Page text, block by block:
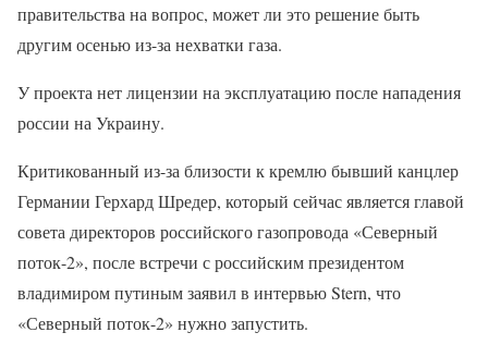
правительства на вопрос, может ли это решение быть
другим осенью из-за нехватки газа.
У проекта нет лицензии на эксплуатацию после нападения
россии на Украину.
Критикованный из-за близости к кремлю бывший канцлер
Германии Герхард Шредер, который сейчас является главой
совета директоров российского газопровода «Северный
поток-2», после встречи с российским президентом
владимиром путиным заявил в интервью Stern, что
«Северный поток-2» нужно запустить.